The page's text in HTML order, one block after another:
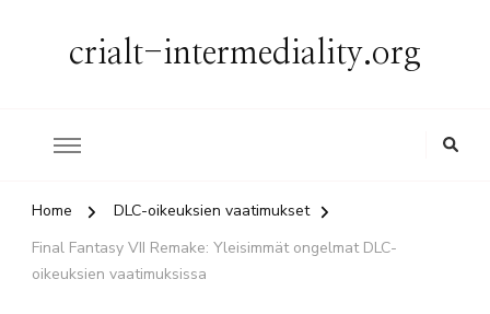
crialt-intermediality.org
Home
DLC-oikeuksien vaatimukset
Final Fantasy VII Remake: Yleisimmät ongelmat DLC-
oikeuksien vaatimuksissa